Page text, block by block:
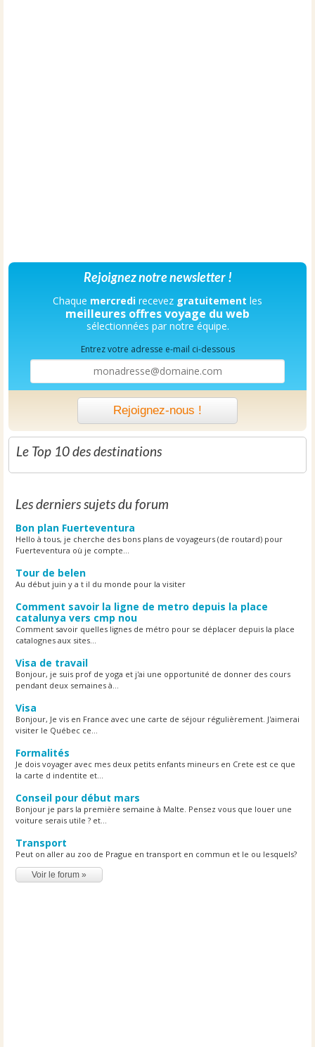
Rejoignez notre newsletter !
Chaque mercredi recevez gratuitement les
meilleures offres voyage du web
sélectionnées par notre équipe.
Entrez votre adresse e-mail ci-dessous
Rejoignez-nous !
Le Top 10 des destinations
Les derniers sujets du forum
Bon plan Fuerteventura
Hello à tous, je cherche des bons plans de voyageurs (de routard) pour
Fuerteventura où je compte...
Tour de belen
Au début juin y a t il du monde pour la visiter
Comment savoir la ligne de metro depuis la place
catalunya vers cmp nou
Comment savoir quelles lignes de métro pour se déplacer depuis la place
catalognes aux sites...
Visa de travail
Bonjour, je suis prof de yoga et j'ai une opportunité de donner des cours
pendant deux semaines à...
Visa
Bonjour, Je vis en France avec une carte de séjour régulièrement. J'aimerai
visiter le Québec ce...
Formalités
Je dois voyager avec mes deux petits enfants mineurs en Crete est ce que
la carte d indentite et...
Conseil pour début mars
Bonjour je pars la première semaine à Malte. Pensez vous que louer une
voiture serais utile ? et...
Transport
Peut on aller au zoo de Prague en transport en commun et le ou lesquels?
Voir le forum »